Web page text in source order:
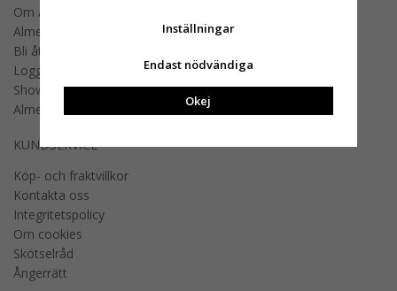
Om Almedahls
Almedahls designers
Bli återförsäljare
Logga in B2B
Showroom
Almedahls offentlig miljö
KUNDSERVICE
Köp- och fraktvillkor
Kontakta oss
Integritetspolicy
Om cookies
Skötselråd
Ångerrätt
Inställningar
Endast nödvändiga
Okej